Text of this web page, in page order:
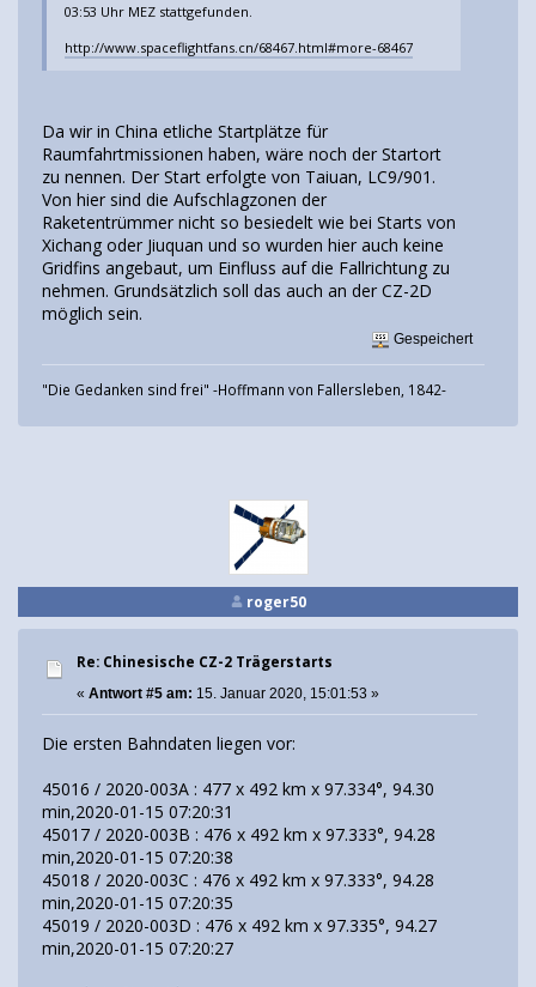
03:53 Uhr MEZ stattgefunden.
http://www.spaceflightfans.cn/68467.html#more-68467
Da wir in China etliche Startplätze für
Raumfahrtmissionen haben, wäre noch der Startort
zu nennen. Der Start erfolgte von Taiuan, LC9/901.
Von hier sind die Aufschlagzonen der
Raketentrümmer nicht so besiedelt wie bei Starts von
Xichang oder Jiuquan und so wurden hier auch keine
Gridfins angebaut, um Einfluss auf die Fallrichtung zu
nehmen. Grundsätzlich soll das auch an der CZ-2D
möglich sein.
Gespeichert
"Die Gedanken sind frei" -Hoffmann von Fallersleben, 1842-
roger50
Re: Chinesische CZ-2 Trägerstarts
« Antwort #5 am: 15. Januar 2020, 15:01:53 »
Die ersten Bahndaten liegen vor:
45016 / 2020-003A : 477 x 492 km x 97.334°, 94.30
min,2020-01-15 07:20:31
45017 / 2020-003B : 476 x 492 km x 97.333°, 94.28
min,2020-01-15 07:20:38
45018 / 2020-003C : 476 x 492 km x 97.333°, 94.28
min,2020-01-15 07:20:35
45019 / 2020-003D : 476 x 492 km x 97.335°, 94.27
min,2020-01-15 07:20:27